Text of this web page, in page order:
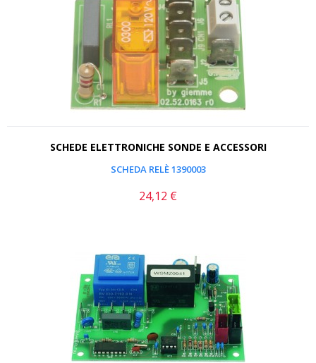
SCHEDE ELETTRONICHE SONDE E ACCESSORI
SCHEDA RELÈ 1390003
Prezzo
24,12 €